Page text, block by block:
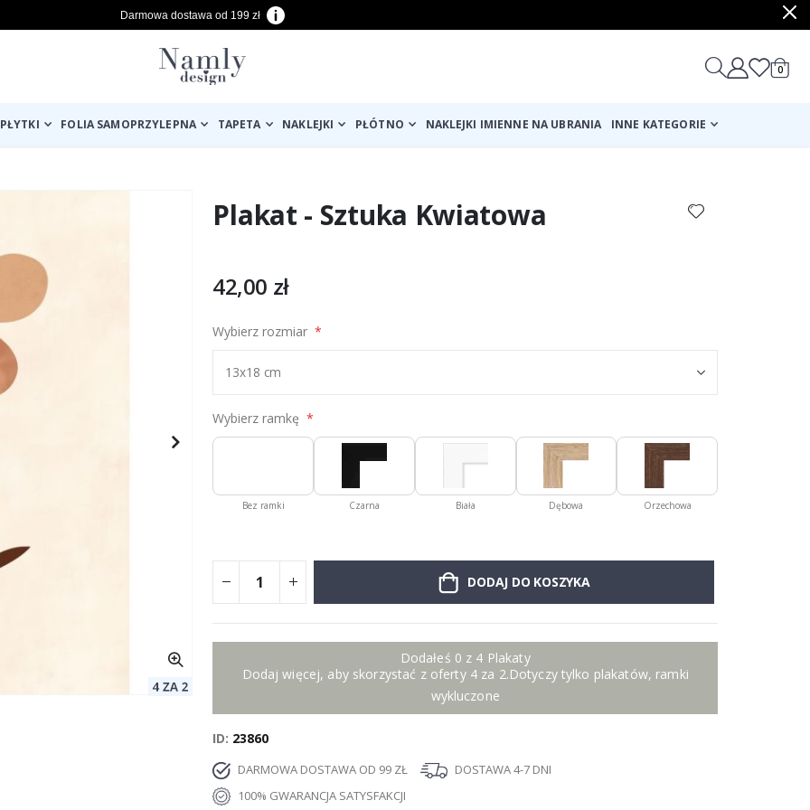
Darmowa dostawa od 199 zł
Cart
0
FOLIA SAMOPRZYLEPNA TAPETA NAKLEJKI PŁÓTNO NAKLEJKI IMIENNE NA UBRANIA INNE KATEGORIE
Plakat - Sztuka Kwiatowa
42,00 zł
Wybierz rozmiar
Wybierz ramkę
Bez ramki Czarna Biała Dębowa Orzechowa
DODAJ DO KOSZYKA
Dodałeś 0 z 4 Plakaty
Dodaj więcej, aby skorzystać z oferty 4 za 2.Dotyczy tylko plakatów, ramki
wykluczone
ID 23860
DARMOWA DOSTAWA OD 99 ZŁ
DOSTAWA 4-7 DNI
100% GWARANCJA SATYSFAKCJI